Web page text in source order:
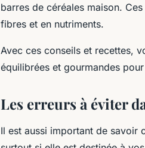
barres de céréales maison.
fibres et en nutriments.
Avec ces conseils et recettes,
équilibrées et gourmandes
Les erreurs à éviter
Il est aussi important de savoir